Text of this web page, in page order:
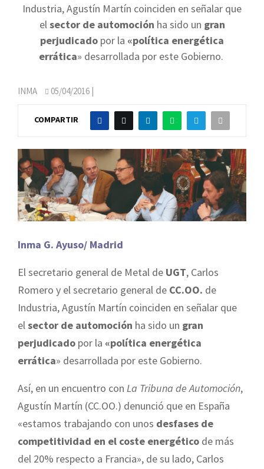
Industria, Agustín Martín coinciden en señalar que
elsector de automoción ha sido un gran
perjudicado por la «política energética
errática» desarrollada por este Gobierno.
INMA 05/04/2016 |
COMPARTIR
Inma G. Ayuso/ Madrid
El secretario general de Metal de UGT, Carlos
Romero y el secretario general de CC.OO. de
Industria, Agustín Martín coinciden en señalar que
elsector de automoción ha sido un gran
perjudicado por la «política energética
errática» desarrollada por este Gobierno.
Así, en un encuentro con La Tribuna de Automoción,
Agustín Martín (CC.OO.) denunció que en España
«estamos trabajando con unos desfases de
competitividad en el coste energético de más
del 20% respecto a Francia», de su lado, Carlos